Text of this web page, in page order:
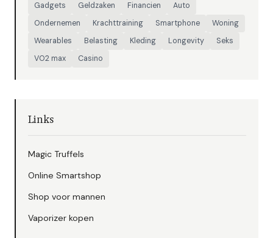
Gadgets Geldzaken Financien
Auto
Ondernemen
Krachttraining Smartphone
Woning
Wearables
Belasting Kleding Longevity
Seks
VO2 max
Casino
Links
Magic Truffels
Online Smartshop
Shop voor mannen
Vaporizer kopen